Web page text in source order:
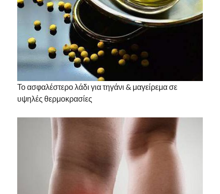
Το ασφαλέστερο λάδι για τηγάνι & μαγείρεμα σε
υψηλές θερμοκρασίες